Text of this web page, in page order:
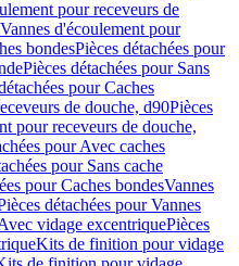
pour receveurs de
d'écoulement pour
bondesPièces détachées pour
Pièces détachées pour Sans
pour Caches
de douche, d90Pièces
pour receveurs de douche,
pour Avec caches
pour Sans cache
pour Caches bondesVannes
détachées pour Vannes
vidage excentriquePièces
Kits de finition pour vidage